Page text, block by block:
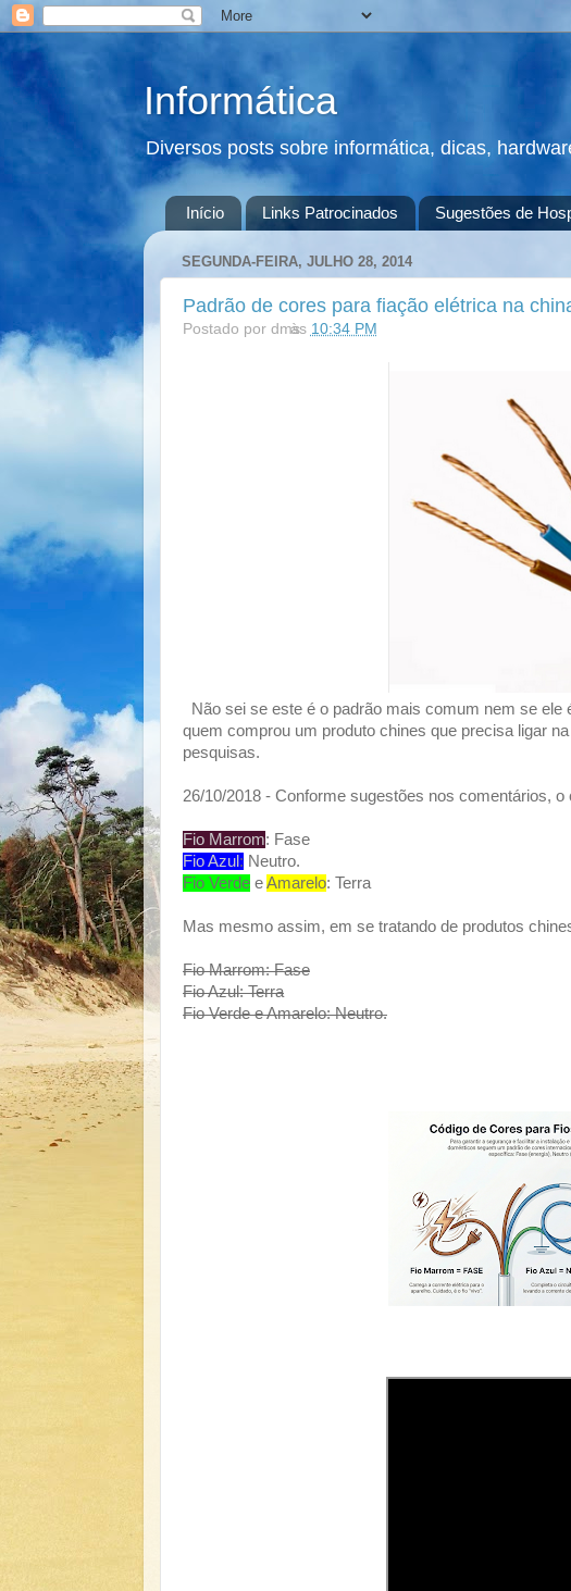
Informática
Diversos posts sobre informática, dicas,
Início Links Patrocinados Sugestões de
SEGUNDA-FEIRA, JULHO 28, 2014
Padrão de cores para fiação elétrica na
Postado por dmsàs 10:34 PM
Não sei se este é o padrão mais comum nem se
quem comprou um produto chines que precisa ligar
pesquisas.
26/10/2018 - Conforme sugestões nos comentários, o
Fio Marrom: Fase
Fio Azul : Neutro.
Fio Verde eAmarelo: Terra
Mas mesmo assim, em se tratando de produtos
Fio Marrom: Fase
Fio Azul: Terra
Fio Verde e Amarelo: Neutro.